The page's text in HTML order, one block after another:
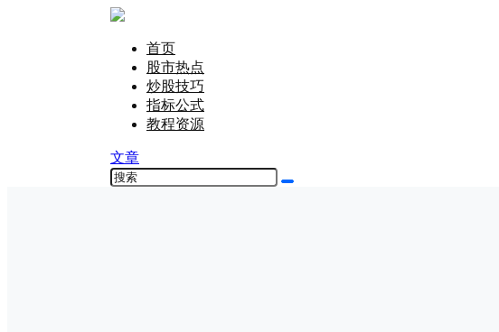
首页
股市热点
炒股技巧
指标公式
教程资源
文章